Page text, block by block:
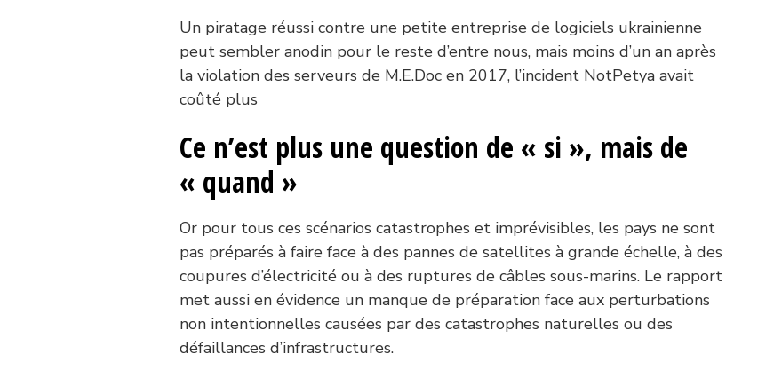
Un piratage réussi contre une petite entreprise de logiciels ukrainienne
peut sembler anodin pour le reste d’entre nous, mais moins d’un an après
la violation des serveurs de M.E.Doc en 2017, l’incident NotPetya avait
coûté plus
Ce n’est plus une question de « si », mais de
« quand »
Or pour tous ces scénarios catastrophes et imprévisibles, les pays ne sont
pas préparés à faire face à des pannes de satellites à grande échelle, à des
coupures d’électricité ou à des ruptures de câbles sous-marins. Le rapport
met aussi en évidence un manque de préparation face aux perturbations
non intentionnelles causées par des catastrophes naturelles ou des
défaillances d’infrastructures.